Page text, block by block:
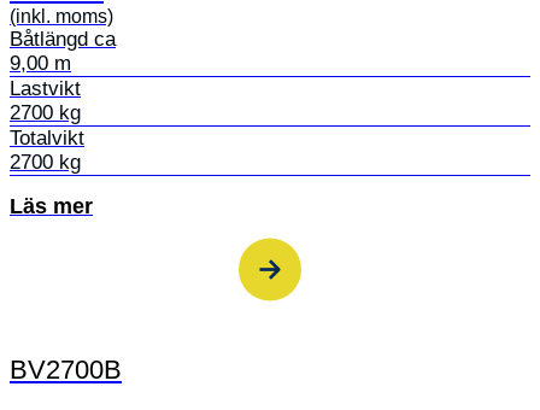
(inkl. moms)
Båtlängd ca
9,00 m
Lastvikt
2700 kg
Totalvikt
2700 kg
Läs mer
BV2700B